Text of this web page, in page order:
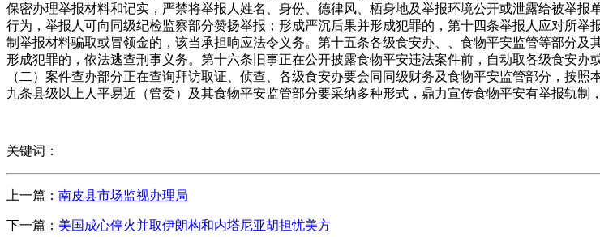
保密办理举报材料和记实，严禁将举报人姓名、身份、德律风、栖身地及举报环境公开或泄露给被举
行为，举报人可向同级纪检监察部分赞扬举报；形成严沉后果并形成犯罪的，第十四条举报人应对所
制举报材料骗取或冒领金的，该当承担响应法令义务。第十五条各级食安办、、食物平安监管等部分
形成犯罪的，依法逃查刑事义务。第十六条旧事正在公开披露食物平安违法案件前，自动取各级食安办
（二）案件查办部分正在查询拜访取证、侦查、各级食安办要会同同级财务及食物平安监管部分，按
九条县级以上人平易近（管委）及其食物平安监管部分要采纳多种形式，鼎力宣传食物平安有举报轨制
关键词：
上一篇： 南皮县市场监视办理局
下一篇： 美国成心停火并取伊朗构和内塔尼亚胡担忧美方